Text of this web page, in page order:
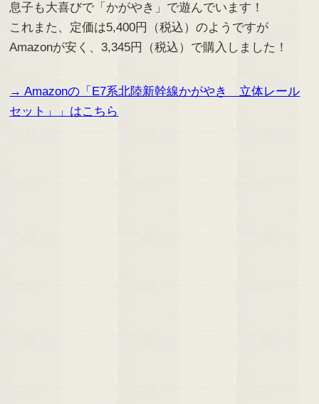
息子も大喜びで「かがやき」で遊んでいます！
これまた、定価は5,400円（税込）のようですが
Amazonが安く、3,345円（税込）で購入しました！
→ Amazonの「E7系北陸新幹線かがやき 立体レール
セット」」はこちら